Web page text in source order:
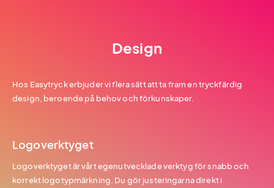
Design
Hos Easytryck erbjuder vi flera sätt att ta fram en tryckfärdig
design, beroende på behov och förkunskaper.
Logoverktyget
Logoverktyget är vårt egenutvecklade verktyg för snabb och
korrekt logotypmärkning. Du gör justeringarna direkt i